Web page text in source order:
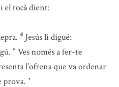
i el tocà dient:
4 Jesús li digué:
* Ves només a fer-te
l’ofrena que va ordenar
prova. *